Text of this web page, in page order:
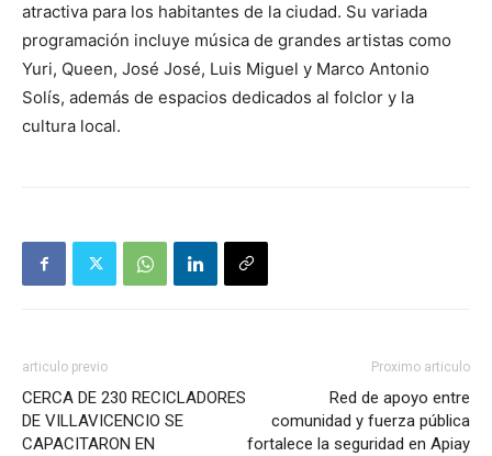
atractiva para los habitantes de la ciudad. Su variada
programación incluye música de grandes artistas como
Yuri, Queen, José José, Luis Miguel y Marco Antonio
Solís, además de espacios dedicados al folclor y la
cultura local.
articulo previo
CERCA DE 230 RECICLADORES
DE VILLAVICENCIO SE
CAPACITARON EN
Proximo articulo
Red de apoyo entre
comunidad y fuerza pública
fortalece la seguridad en Apiay